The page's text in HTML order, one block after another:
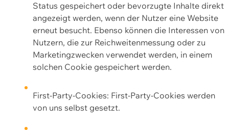
Status gespeichert oder bevorzugte Inhalte direkt
angezeigt werden, wenn der Nutzer eine Website
erneut besucht. Ebenso können die Interessen von
Nutzern, die zur Reichweitenmessung oder zu
Marketingzwecken verwendet werden, in einem
solchen Cookie gespeichert werden.
First-Party-Cookies: First-Party-Cookies werden
von uns selbst gesetzt.